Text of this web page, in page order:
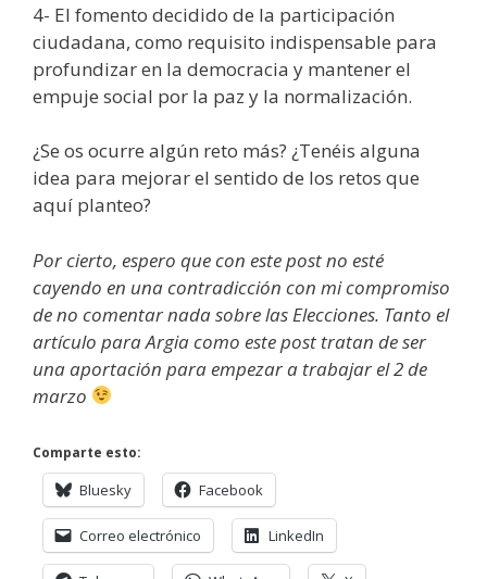
4- El fomento decidido de la participación
ciudadana, como requisito indispensable para
profundizar en la democracia y mantener el
empuje social por la paz y la normalización.
¿Se os ocurre algún reto más? ¿Tenéis alguna
idea para mejorar el sentido de los retos que
aquí planteo?
Por cierto, espero que con este post no esté
cayendo en una contradicción con mi compromiso
de no comentar nada sobre las Elecciones. Tanto el
artículo para Argia como este post tratan de ser
una aportación para empezar a trabajar el 2 de
marzo
Comparte esto:
Bluesky Facebook
Correo electrónico LinkedIn